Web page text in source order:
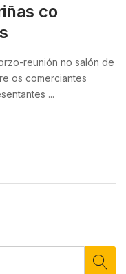
co
reunión no salón de
os comerciantes
...